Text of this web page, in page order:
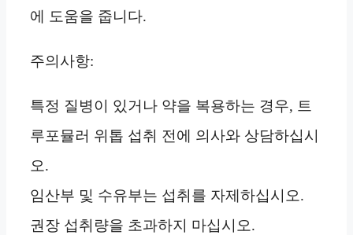
에 도움을 줍니다.
주의사항:
특정 질병이 있거나 약을 복용하는 경우, 트
루포뮬러 위톱 섭취 전에 의사와 상담하십시
오.
임산부 및 수유부는 섭취를 자제하십시오.
권장 섭취량을 초과하지 마십시오.